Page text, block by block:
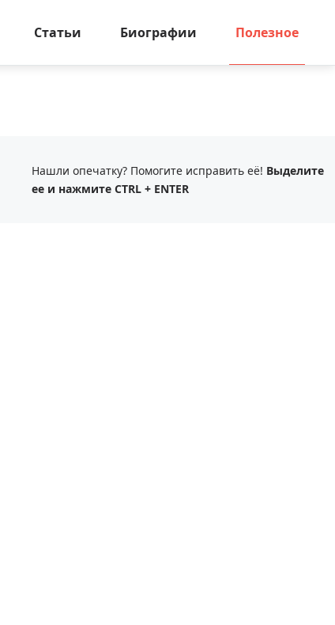
Статьи Биографии Полезное
Нашли опечатку? Помогите исправить её! Выделите
ее и нажмите CTRL + ENTER